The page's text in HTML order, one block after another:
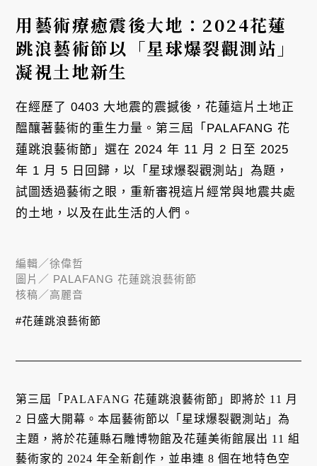
用藝術療癒震後大地：2024花蓮
跳浪藝術節以「星球爆裂觀測站」
凝視土地新生
在經歷了 0403 大地震的震撼後，花蓮這片土地正
醞釀著藝術的重生力量。第三屆「PALAFANG 花
蓮跳浪藝術節」選在 2024 年 11 月 2 日至 2025
年 1 月 5 日回歸，以「星球爆裂觀測站」為題，
試圖透過藝術之眼，重新審視這片經常與地震共處
的土地，以及在此生活的人們。
第三屆「PALAFANG 花蓮跳浪藝術節」即將於 11 月
2 日盛大開幕。本屆藝術節以「星球爆裂觀測站」為
主題，將於花蓮縣石雕博物館及花蓮美術館展出 11 組
藝術家的 2024 年全新創作，並串連 8 個在地特色空
編輯／徐偉哲
圖片／ PALAFANG 花蓮跳浪藝術節
核稿／高麗音
#花蓮跳浪藝術節